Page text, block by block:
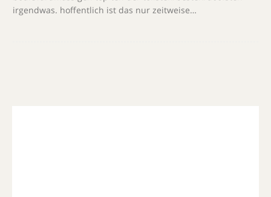
irgendwas. hoffentlich ist das nur zeitweise…